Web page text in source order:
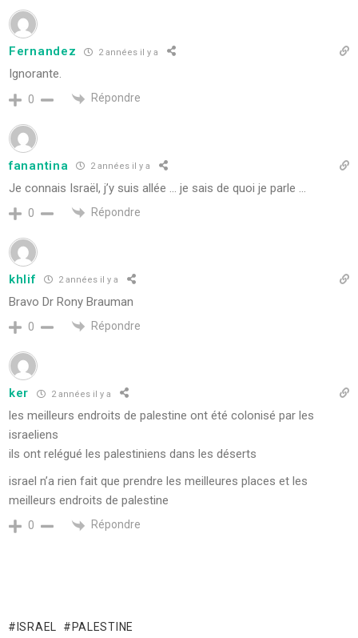
Fernandez 2 années il y a
Ignorante.
0 Répondre
fanantina 2 années il y a
Je connais Israël, j’y suis allée … je sais de quoi je parle …
0 Répondre
khlif 2 années il y a
Bravo Dr Rony Brauman
0 Répondre
ker 2 années il y a
les meilleurs endroits de palestine ont été colonisé par les
israeliens
ils ont relégué les palestiniens dans les déserts
israel n’a rien fait que prendre les meilleures places et les
meilleurs endroits de palestine
0 Répondre
ISRAEL PALESTINE